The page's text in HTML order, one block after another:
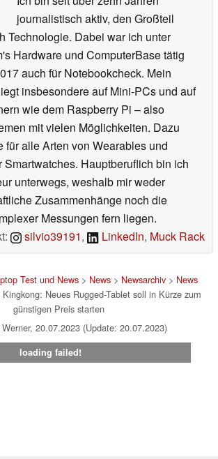
journalistisch aktiv, den Großteil
Technologie. Dabei war ich unter
Hardware und ComputerBase tätig
auch für Notebookcheck. Mein
insbesondere auf Mini-PCs und auf
wie dem Raspberry Pi – also
mit vielen Möglichkeiten. Dazu
für alle Arten von Wearables und
Smartwatches. Hauptberuflich bin ich
unterwegs, weshalb mir weder
Zusammenhänge noch die
Messungen fern liegen.
silvio39191, LinkedIn, Muck Rack
Test und News> News> Newsarchiv> News
Neues Rugged-Tablet soll in Kürze zum
günstigen Preis starten
20.07.2023 (Update: 20.07.2023)
loading failed!